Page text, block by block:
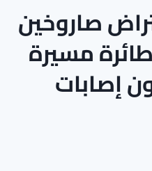
صاروخين
باليستيين و13 طائرة مسيرة
إصابات